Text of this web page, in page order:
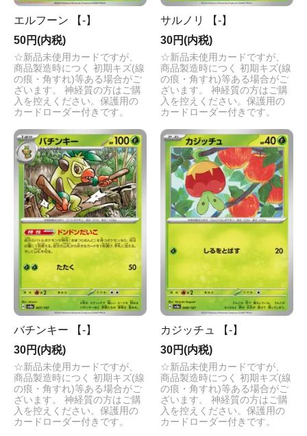
エルフーン 【-】
50円(内税)
☆新品未使用カードですが、
商品製造時につく 初期キズ(線
の痕・角すれ)等ある場合がご
ざいます。 神経質の方はご購
入を控えください。保護用の
カードローダー付きです。
サルノリ 【-】
30円(内税)
☆新品未使用カードですが、
商品製造時につく 初期キズ(線
の痕・角すれ)等ある場合がご
ざいます。 神経質の方はご購
入を控えください。保護用の
カードローダー付きです。
バチンキー 【-】
30円(内税)
☆新品未使用カードですが、
商品製造時につく 初期キズ(線
の痕・角すれ)等ある場合がご
ざいます。 神経質の方はご購
入を控えください。保護用の
カードローダー付きです。
カジッチュ 【-】
30円(内税)
☆新品未使用カードですが、
商品製造時につく 初期キズ(線
の痕・角すれ)等ある場合がご
ざいます。 神経質の方はご購
入を控えください。保護用の
カードローダー付きです。